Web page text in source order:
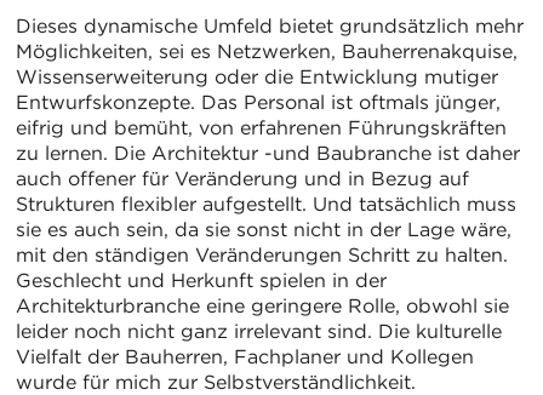
Dieses dynamische Umfeld bietet grundsätzlich mehr
Möglichkeiten, sei es Netzwerken, Bauherrenakquise,
Wissenserweiterung oder die Entwicklung mutiger
Entwurfskonzepte. Das Personal ist oftmals jünger,
eifrig und bemüht, von erfahrenen Führungskräften
zu lernen. Die Architektur -und Baubranche ist daher
auch offener für Veränderung und in Bezug auf
Strukturen flexibler aufgestellt. Und tatsächlich muss
sie es auch sein, da sie sonst nicht in der Lage wäre,
mit den ständigen Veränderungen Schritt zu halten.
Geschlecht und Herkunft spielen in der
Architekturbranche eine geringere Rolle, obwohl sie
leider noch nicht ganz irrelevant sind. Die kulturelle
Vielfalt der Bauherren, Fachplaner und Kollegen
wurde für mich zur Selbstverständlichkeit.